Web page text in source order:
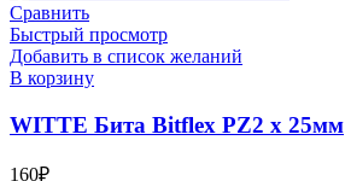
Сравнить
Быстрый просмотр
Добавить в список желаний
В корзину
WITTE Бита Bitflex PZ2 х 25мм
160₽